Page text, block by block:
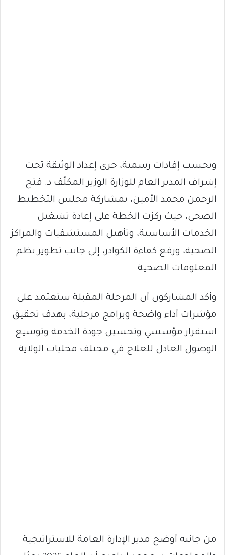
وبحسب إفادات رسمية، جرى إعداد الوثيقة تحت
إشراف المدير العام للوزارة الوزير المكلّف د. فتح
الرحمن محمد الأمين، بمشاركة مجلس التخطيط
الصحي، حيث ركزت الخطة على إعادة تشغيل
الخدمات الأساسية، وتأهيل المستشفيات والمراكز
الصحية، ورفع كفاءة الكوادر، إلى جانب تطوير نظم
المعلومات الصحية.
وأكد المشاركون أن المرحلة المقبلة ستعتمد على
مؤشرات أداء واضحة وبرامج مرحلية، بهدف تحقيق
استقرار مؤسسي وتحسين جودة الخدمة وتوسيع
الوصول العادل للعلاج في مختلف محليات الولاية.
من جانبه أوضح مدير الإدارة العامة للاستراتيجية